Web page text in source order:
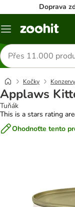
Doprava
Menu
Hledat
produkty
Kočky
Applaws
Tuňák
This is a stars rating
Ohodnoťte tento